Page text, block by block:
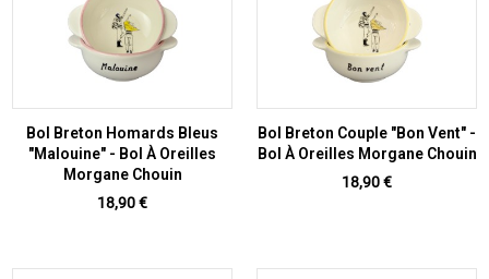
Bol Breton Homards Bleus
"Malouine" - Bol À Oreilles
Morgane Chouin
Prix
18,90 €
Bol Breton Couple "Bon Vent" -
Bol À Oreilles Morgane Chouin
Prix
18,90 €